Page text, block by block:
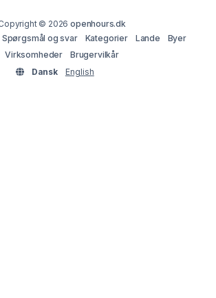
© 2026openhours.dk
Spørgsmål og svar Kategorier Lande
Byer
Virksomheder
Brugervilkår
Dansk
English